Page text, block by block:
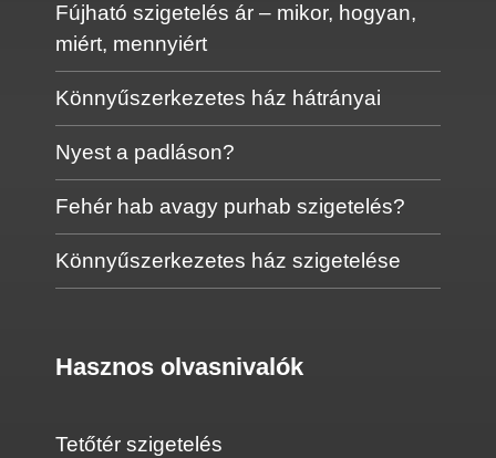
Fújható szigetelés ár – mikor, hogyan,
miért, mennyiért
Könnyűszerkezetes ház hátrányai
Nyest a padláson?
Fehér hab avagy purhab szigetelés?
Könnyűszerkezetes ház szigetelése
Hasznos olvasnivalók
Tetőtér szigetelés